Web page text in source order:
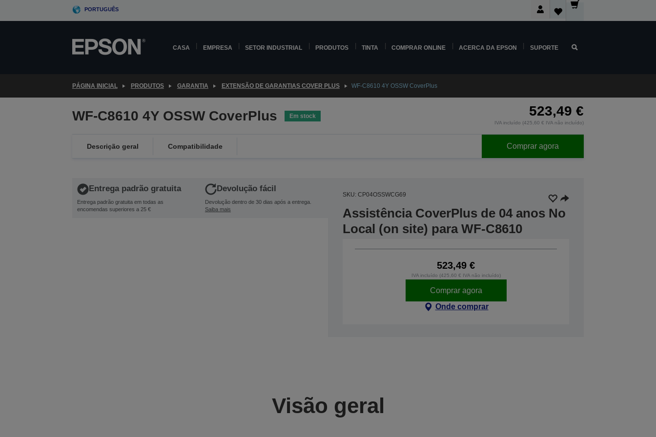
PORTUGUÊS
CASA EMPRESA SETOR INDUSTRIAL PRODUTOS TINTA COMPRAR ONLINE ACERCA DA EPSON SUPORTE
PÁGINA INICIAL PRODUTOS GARANTIA EXTENSÃO DE GARANTIAS COVER PLUS WF-C8610 4Y OSSW CoverPlus
WF-C8610 4Y OSSW CoverPlus Em stock 523,49 €
IVA incluído (425,60 € IVA não incluído)
Descrição geral Compatibilidade Comprar agora
Entrega padrão gratuita
Entrega padrão gratuita em todas as
encomendas superiores a 25 €
Devolução fácil
Devolução dentro de 30 dias após a entrega.
Saiba mais
SKU: CP04OSSWCG69
Assistência CoverPlus de 04 anos No
Local (on site) para WF-C8610
523,49 €
IVA incluído (425,60 € IVA não incluído)
Comprar agora
Onde comprar
Visão geral